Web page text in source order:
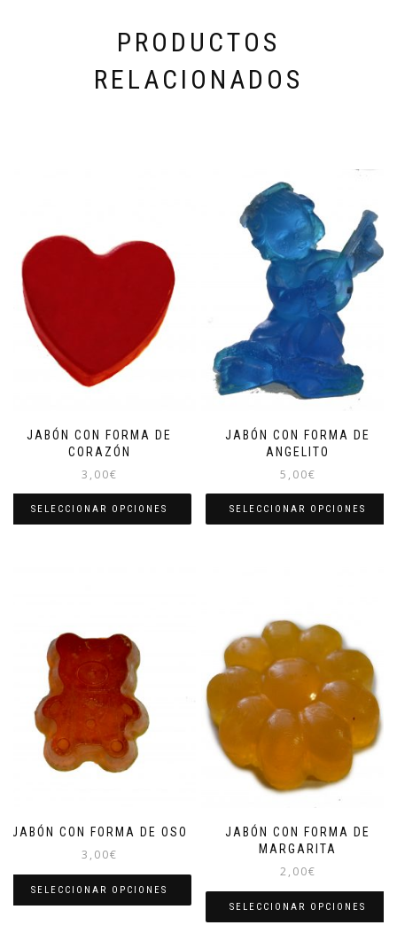
PRODUCTOS
RELACIONADOS
JABÓN CON FORMA DE
CORAZÓN
3,00€
SELECCIONAR OPCIONES
JABÓN CON FORMA DE
ANGELITO
5,00€
SELECCIONAR OPCIONES
JABÓN CON FORMA DE OSO
3,00€
SELECCIONAR OPCIONES
JABÓN CON FORMA DE
MARGARITA
2,00€
SELECCIONAR OPCIONES